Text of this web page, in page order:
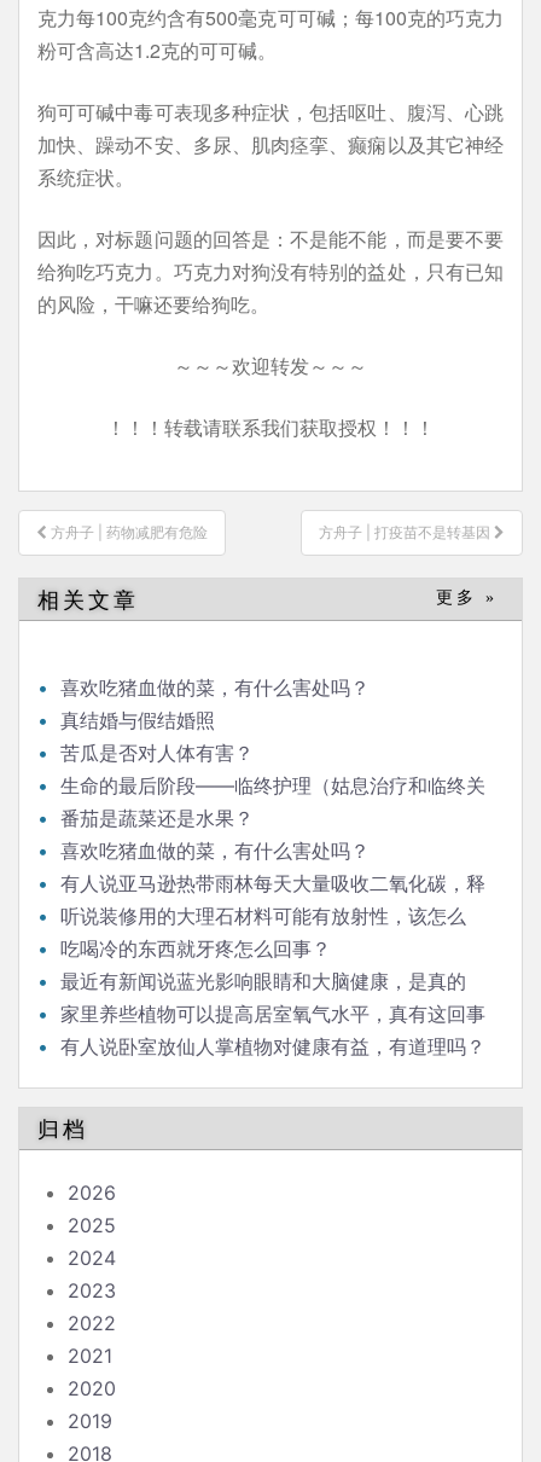
克力每100克约含有500毫克可可碱；每100克的巧克力
粉可含高达1.2克的可可碱。
狗可可碱中毒可表现多种症状，包括呕吐、腹泻、心跳
加快、躁动不安、多尿、肌肉痉挛、癫痫以及其它神经
系统症状。
因此，对标题问题的回答是：不是能不能，而是要不要
给狗吃巧克力。巧克力对狗没有特别的益处，只有已知
的风险，干嘛还要给狗吃。
～～～欢迎转发～～～
！！！转载请联系我们获取授权！！！
文
章
导
航
方舟子 | 药物减肥有危险 方舟子 | 打疫苗不是转基因
相关文章 更多 »
喜欢吃猪血做的菜，有什么害处吗？
真结婚与假结婚照
苦瓜是否对人体有害？
生命的最后阶段——临终护理（姑息治疗和临终关
怀）番茄是蔬菜还是水果？
喜欢吃猪血做的菜，有什么害处吗？
有人说亚马逊热带雨林每天大量吸收二氧化碳，释
放氧气，对人类生存意义重大，是这样吗？
听说装修用的大理石材料可能有放射性，该怎么
办？吃喝冷的东西就牙疼怎么回事？
最近有新闻说蓝光影响眼睛和大脑健康，是真的
吗？家里养些植物可以提高居室氧气水平，真有这回事
吗？有人说卧室放仙人掌植物对健康有益，有道理吗？
归档
2026
2025
2024
2023
2022
2021
2020
2019
2018